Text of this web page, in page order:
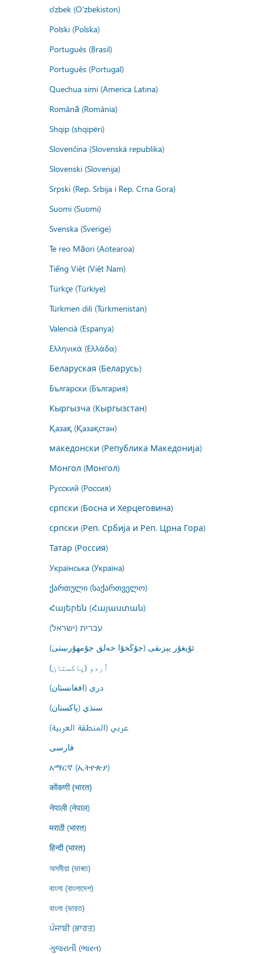
o'zbek (O'zbekiston)
Polski (Polska)
Português (Brasil)
Português (Portugal)
Quechua simi (America Latina)
Română (România)
Shqip (shqipëri)
Slovenčina (Slovenská republika)
Slovenski (Slovenija)
Srpski (Rep. Srbija i Rep. Crna Gora)
Suomi (Suomi)
Svenska (Sverige)
Te reo Māori (Aotearoa)
Tiếng Việt (Việt Nam)
Türkçe (Türkiye)
Türkmen dili (Türkmenistan)
Valencià (Espanya)
Ελληνικά (Ελλάδα)
Беларуская (Беларусь)
Български (България)
Кыргызча (Кыргызстан)
Қазақ (Қазақстан)
македонски (Република Македонија)
Монгол (Монгол)
Русский (Россия)
српски (Босна и Херцеговина)
српски (Реп. Србија и Реп. Црна Гора)
Татар (Россия)
Українська (Україна)
ქართული (საქართველო)
Հայերեն (Հայաստան)
עברית (ישראל)
ئۇيغۇر يېزىقى (جۇڭخۇا خەلق جۇمھۇرىيىتى)
اُردو (پاکستان)
درى (افغانستان)
سنڌي (پاکستان)
عربي (المنطقة العربية)
فارسى
አማርኛ (ኢትዮጵያ)
कोंकणी (भारत)
नेपाली (नेपाल)
मराठी (भारत)
हिन्दी (भारत)
অসমীয়া (ভাৰত)
বাংলা (বাংলাদেশ)
বাংলা (ভারত)
ਪੰਜਾਬੀ (ਭਾਰਤ)
ગુજરાતી (ભારત)